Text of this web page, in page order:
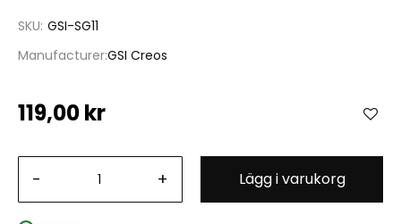
SKU GSI-SG11
ManufacturerGSI Creos
119,00 kr
- + Lägg i varukorg
bildgalleriet